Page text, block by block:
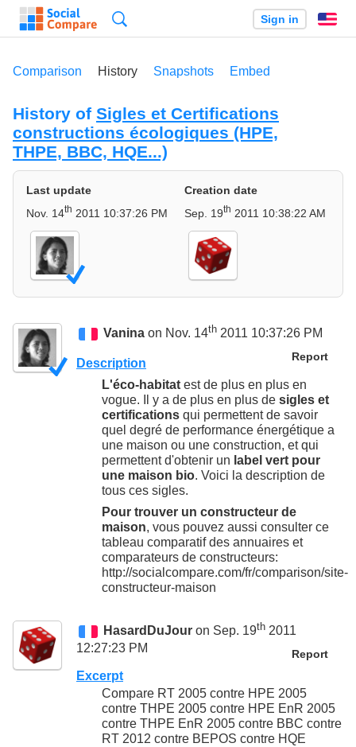
Sign in
Comparison History Snapshots Embed
History of Sigles et Certifications
constructions écologiques (HPE,
THPE, BBC, HQE...)
Last update
Nov. 14th 2011 10:37:26 PM
Creation date
Sep. 19th 2011 10:38:22 AM
Vanina on Nov. 14th 2011 10:37:26 PM
Report
Description
L'éco-habitat est de plus en plus en
vogue. Il y a de plus en plus de sigles et
certifications qui permettent de savoir
quel degré de performance énergétique a
une maison ou une construction, et qui
permettent d'obtenir un label vert pour
une maison bio. Voici la description de
tous ces sigles.
Pour trouver un constructeur de
maison, vous pouvez aussi consulter ce
tableau comparatif des annuaires et
comparateurs de constructeurs:
http://socialcompare.com/fr/comparison/site-
constructeur-maison
HasardDuJour on Sep. 19th 2011
12:27:23 PM
Report
Excerpt
Compare RT 2005 contre HPE 2005
contre THPE 2005 contre HPE EnR 2005
contre THPE EnR 2005 contre BBC contre
RT 2012 contre BEPOS contre HQE